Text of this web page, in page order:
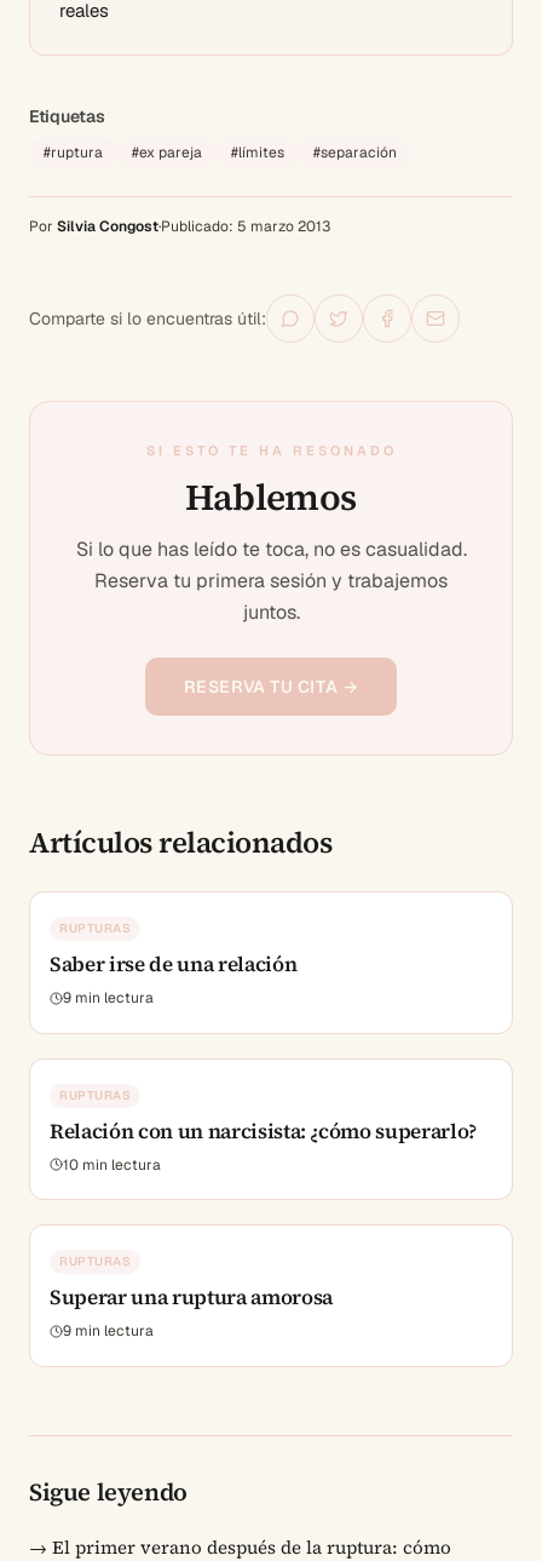
reales
Etiquetas
#ruptura #ex pareja #límites #separación
Por Silvia Congost·Publicado: 5 marzo 2013
Comparte si lo encuentras útil:
SI ESTO TE HA RESONADO
Hablemos
Si lo que has leído te toca, no es casualidad.
Reserva tu primera sesión y trabajemos
juntos.
RESERVA TU CITA →
Artículos relacionados
RUPTURAS
Saber irse de una relación
9 min lectura
RUPTURAS
Relación con un narcisista: ¿cómo superarlo?
10 min lectura
RUPTURAS
Superar una ruptura amorosa
9 min lectura
Sigue leyendo
→ El primer verano después de la ruptura: cómo